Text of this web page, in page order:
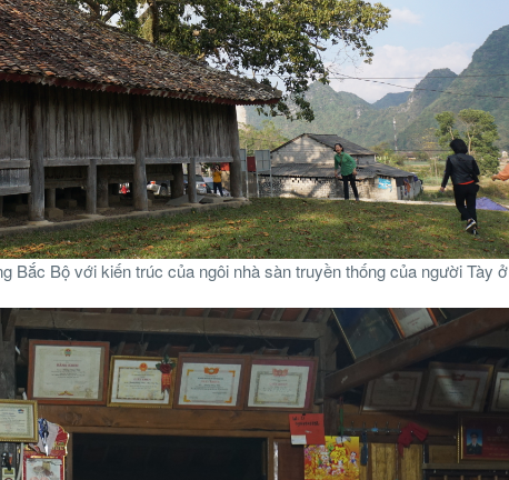
Bắc Bộ với kiến trúc của ngôi nhà sàn truyền thống của người Tày ở